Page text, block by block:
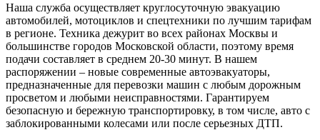
Наша служба осуществляет круглосуточную эвакуацию
автомобилей, мотоциклов и спецтехники по лучшим тарифам
в регионе. Техника дежурит во всех районах Москвы и
большинстве городов Московской области, поэтому время
подачи составляет в среднем 20-30 минут. В нашем
распоряжении – новые современные автоэвакуаторы,
предназначенные для перевозки машин с любым дорожным
просветом и любыми неисправностями. Гарантируем
безопасную и бережную транспортировку, в том числе, авто с
заблокированными колесами или после серьезных ДТП.